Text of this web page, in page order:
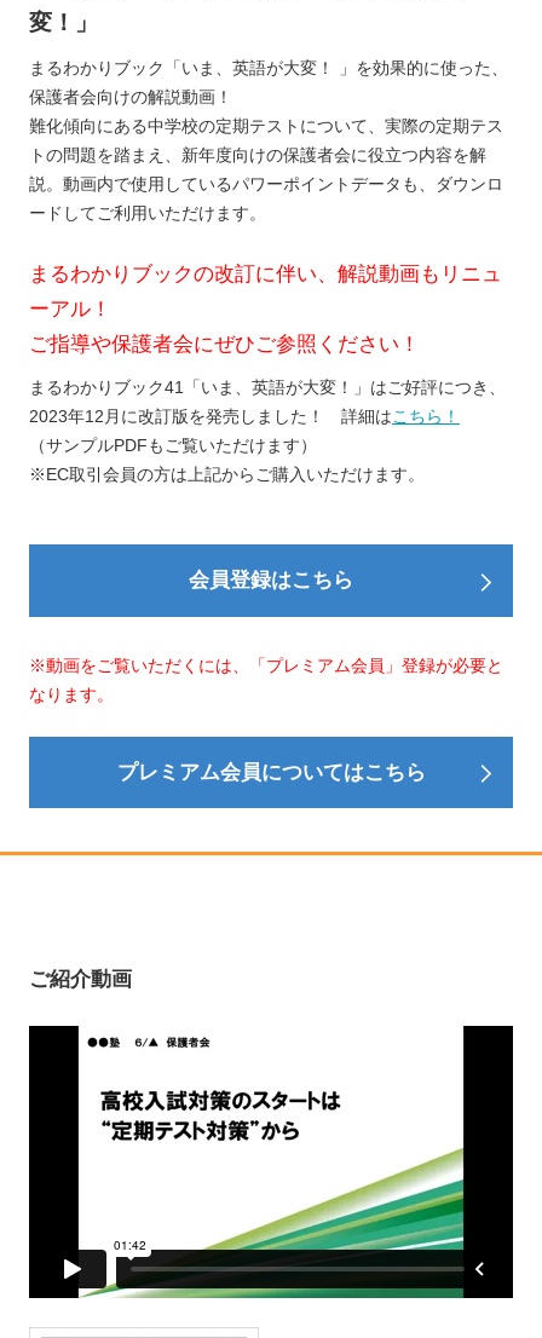
変！」
まるわかりブック「いま、英語が大変！ 」を効果的に使った、
保護者会向けの解説動画！
難化傾向にある中学校の定期テストについて、実際の定期テス
トの問題を踏まえ、新年度向けの保護者会に役立つ内容を解
説。動画内で使用しているパワーポイントデータも、ダウンロ
ードしてご利用いただけます。
まるわかりブックの改訂に伴い、解説動画もリニュ
ーアル！
ご指導や保護者会にぜひご参照ください！
まるわかりブック41「いま、英語が大変！」はご好評につき、
2023年12月に改訂版を発売しました！ 詳細はこちら！
（サンプルPDFもご覧いただけます）
※EC取引会員の方は上記からご購入いただけます。
会員登録はこちら
※動画をご覧いただくには、「プレミアム会員」登録が必要と
なります。
プレミアム会員についてはこちら
ご紹介動画